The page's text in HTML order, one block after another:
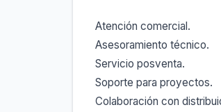
Atención comercial.
Asesoramiento técnico.
Servicio posventa.
Soporte para proyectos.
Colaboración con